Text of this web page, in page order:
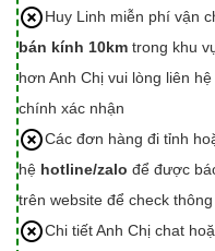
Huy Linh miễn phí vận
bán kính 10km trong khu
hơn Anh Chị vui lòng liên hệ
chính xác nhận
Các đơn hàng đi tỉnh
hệ hotline/zalo để được
trên website để check
Chi tiết Anh Chị chat